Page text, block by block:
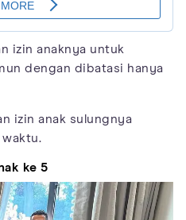
izin anaknya untuk
dengan dibatasi hanya
izin anak sulungnya
ke 5